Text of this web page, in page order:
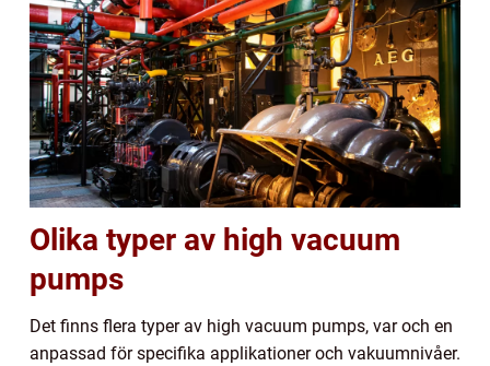
Olika typer av high vacuum
pumps
Det finns flera typer av high vacuum pumps, var och en
anpassad för specifika applikationer och vakuumnivåer.